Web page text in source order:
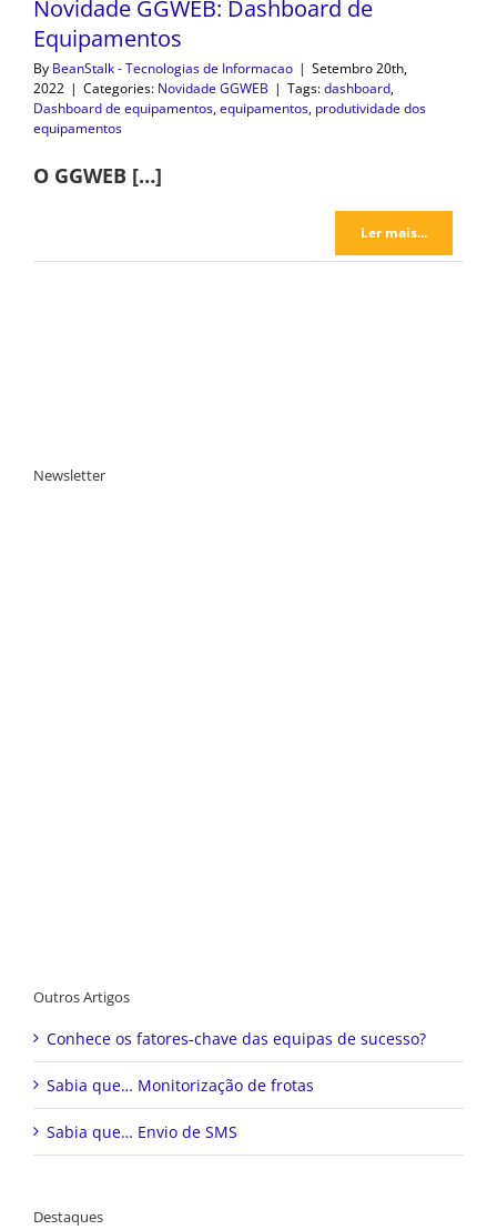
Novidade GGWEB: Dashboard de
Equipamentos
By BeanStalk - Tecnologias de Informacao | Setembro 20th,
2022 | Categories: Novidade GGWEB | Tags:dashboard,
Dashboard de equipamentos,equipamentos, produtividade dos
equipamentos
O GGWEB […]
Ler mais...
Newsletter
Outros Artigos
Conhece os fatores-chave das equipas de sucesso?
Sabia que… Monitorização de frotas
Sabia que… Envio de SMS
Destaques